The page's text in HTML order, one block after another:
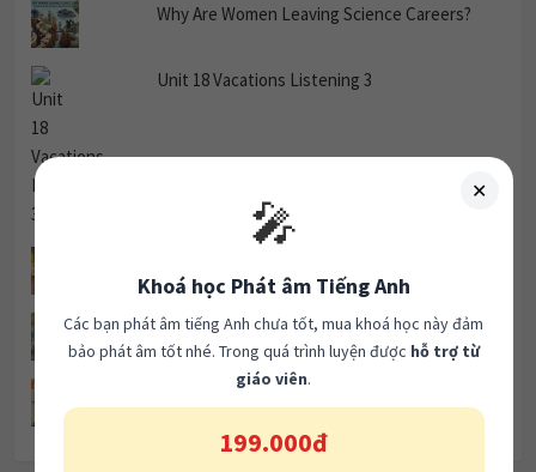
Why Are Women Leaving Science Careers?
Unit 18 Vacations Listening 3
Luyện nghe chủ đề: Shopping Unit 1.
LISTENING CAM 19 TEST 3
🎤
Khoá học Phát âm Tiếng Anh
Các bạn phát âm tiếng Anh chưa tốt, mua khoá học này đảm
giáo viên.
199.000đ